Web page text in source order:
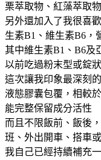
栗萃取物、紅藻萃取
另外還加入了我很喜
生素B1、維生素B6，
其中維生素B1、B6及
以前吃過粉末型或錠
這次讓我印象最深刻
液態膠囊包覆，相較
能完整保留成分活性
而且不限飯前、飯後
班、外出開車、搭車
我自己已經持續補充